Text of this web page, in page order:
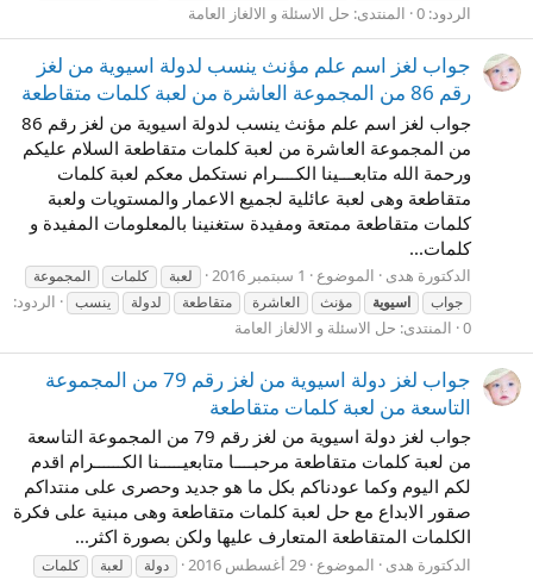
الردود: 0 المنتدى: حل الاسئلة و الالغاز العامة
جواب لغز اسم علم مؤنث ينسب لدولة اسيوية من لغز
رقم 86 من المجموعة العاشرة من لعبة كلمات متقاطعة
جواب لغز اسم علم مؤنث ينسب لدولة اسيوية من لغز رقم 86
من المجموعة العاشرة من لعبة كلمات متقاطعة السلام عليكم
ورحمة الله متابعـــينا الكــــرام نستكمل معكم لعبة كلمات
متقاطعة وهى لعبة عائلية لجميع الاعمار والمستويات ولعبة
كلمات متقاطعة ممتعة ومفيدة ستغنينا بالمعلومات المفيدة و
كلمات...
الدكتورة هدى الموضوع 1 سبتمبر 2016 لعبة كلمات
المجموعة
جواب
اسيوية مؤنث العاشرة متقاطعة لدولة ينسب
الردود:
0 المنتدى: حل الاسئلة و الالغاز العامة
جواب لغز دولة اسيوية من لغز رقم 79 من المجموعة
التاسعة من لعبة كلمات متقاطعة
جواب لغز دولة اسيوية من لغز رقم 79 من المجموعة التاسعة
من لعبة كلمات متقاطعة مرحبــــا متابعيـــــنا الكــــــرام اقدم
لكم اليوم وكما عودناكم بكل ما هو جديد وحصرى على منتداكم
صقور الابداع مع حل لعبة كلمات متقاطعة وهى مبنية على فكرة
الكلمات المتقاطعة المتعارف عليها ولكن بصورة اكثر...
الدكتورة هدى الموضوع 29 أغسطس 2016 دولة لعبة كلمات